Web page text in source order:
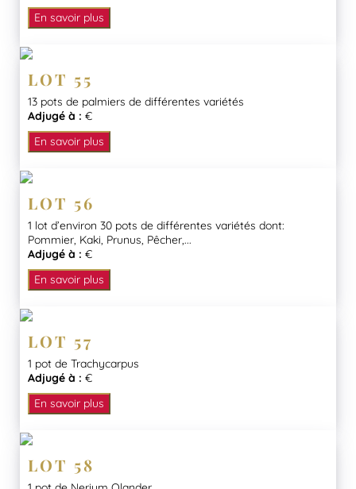
En savoir plus
LOT 55
13 pots de palmiers de différentes variétés
Adjugé à : €
En savoir plus
LOT 56
1 lot d’environ 30 pots de différentes variétés dont:
Pommier, Kaki, Prunus, Pêcher,...
Adjugé à : €
En savoir plus
LOT 57
1 pot de Trachycarpus
Adjugé à : €
En savoir plus
LOT 58